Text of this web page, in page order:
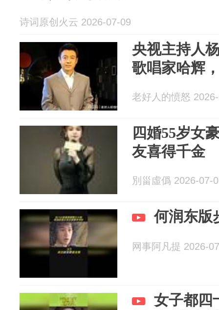
诗词原创火云 2026-07-09
央视主持人
歌唱家哈辉
老好人的愤怒
四婚55岁女
友喜得千金
別甾虛僞 2026-07-
何润东版
网事阿凡提 2026-
女子都四